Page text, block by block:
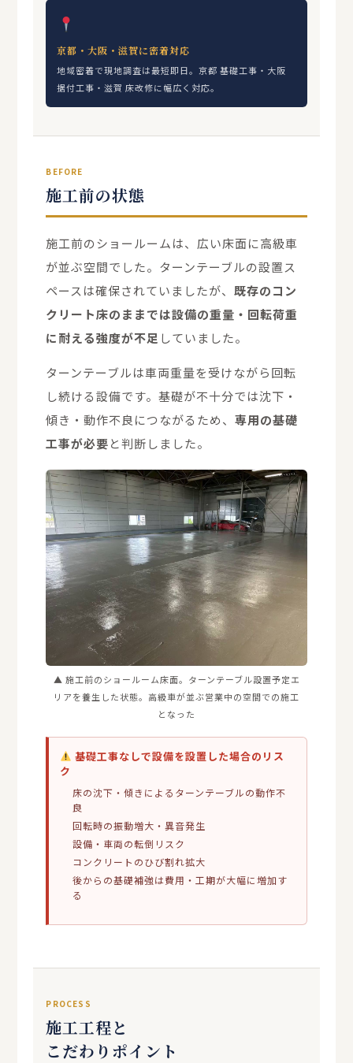
京都・大阪・滋賀に密着対応
地域密着で現地調査は最短即日。京都 基礎工事・大阪
据付工事・滋賀 床改修に幅広く対応。
BEFORE
施工前の状態
施工前のショールームは、広い床面に高級車
が並ぶ空間でした。ターンテーブルの設置ス
ペースは確保されていましたが、既存のコン
クリート床のままでは設備の重量・回転荷重
に耐える強度が不足 していました。
ターンテーブルは車両重量を受けながら回転
し続ける設備です。基礎が不十分では沈下・
傾き・動作不良につながるため、専用の基礎
工事が必要と判断しました。
▲ 施工前のショールーム床面。ターンテーブル設置予定エ
リアを養生した状態。高級車が並ぶ営業中の空間での施工
となった
基礎工事なしで設備を設置した場合のリス
ク
床の沈下・傾きによるターンテーブルの動作不
良
回転時の振動増大・異音発生
設備・車両の転倒リスク
コンクリートのひび割れ拡大
後からの基礎補強は費用・工期が大幅に増加す
る
PROCESS
施工工程と
こだわりポイント